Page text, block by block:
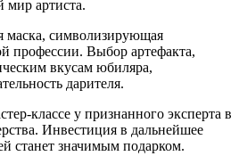
артиста.
маска, символизирующая
профессии. Выбор артефакта,
вкусам юбиляра,
дарителя.
классе у признанного эксперта в
Инвестиция в дальнейшее
станет значимым подарком.